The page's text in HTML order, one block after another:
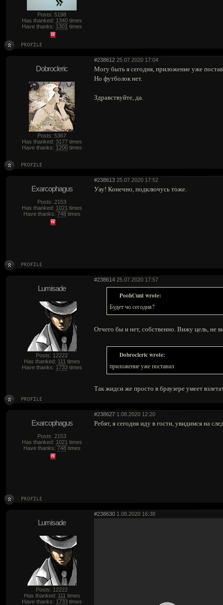
Posts: 5198
Has thanked: 1340times
Have thanks: 1301 times
#238612 25.07.2020 17:04
Dobrocleric
Posts: 5367
Has thanked: 3177times
Have thanks: 1200times
Могу быть я сегодня, приложение уже
Но футболок нет.
Здравствуйте, да.
#238613 25.07.2020 17:52
Exarcophagus
Posts: 2153
Has thanked: 1021 times
Have thanks: 748times
Уау! Конечно, подключусь тоже.
#238614 25.07.2020 17:57
Lumisade
Posts: 12222
Has thanked: 111 times
Have thanks: 1733times
PoohCunt wrote:
Будет чо сегодня?
Отчего бы и нет, собственно. Вижу цель, не
Dobrocleric wrote:
приложение уже поставил
Так жидси же просто в браузере умеет
#238627 1.08.2020 12:20
Exarcophagus
Posts: 2153
Has thanked: 1021 times
Have thanks: 748times
Ребят, я сегодня иду в гости, увидимся на
#238630 1.08.2020 16:38
Lumisade
Posts: 12222
Has thanked: 111 times
Have thanks: 1733times